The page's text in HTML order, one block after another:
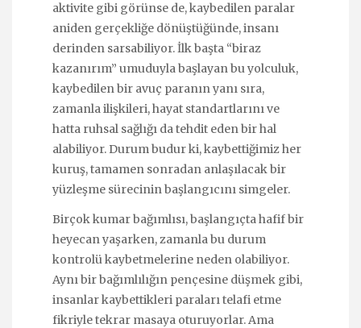
aktivite gibi görünse de, kaybedilen paralar
aniden gerçekliğe dönüştüğünde, insanı
derinden sarsabiliyor. İlk başta “biraz
kazanırım” umuduyla başlayan bu yolculuk,
kaybedilen bir avuç paranın yanı sıra,
zamanla ilişkileri, hayat standartlarını ve
hatta ruhsal sağlığı da tehdit eden bir hal
alabiliyor. Durum budur ki, kaybettiğimiz her
kuruş, tamamen sonradan anlaşılacak bir
yüzleşme sürecinin başlangıcını simgeler.
Birçok kumar bağımlısı, başlangıçta hafif bir
heyecan yaşarken, zamanla bu durum
kontrolü kaybetmelerine neden olabiliyor.
Aynı bir bağımlılığın pençesine düşmek gibi,
insanlar kaybettikleri paraları telafi etme
fikriyle tekrar masaya oturuyorlar. Ama